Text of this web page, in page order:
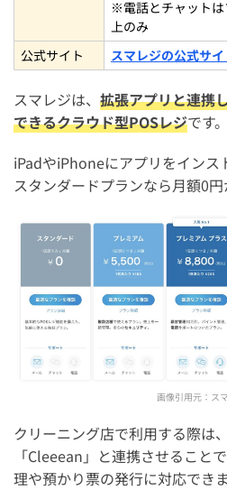
※電話とチャットは
上のみ
公式サイト
スマレジの公式サ
スマレジは、 拡張アプリと連携
できるクラウド型POSレジです。
iPadやiPhoneにアプリをインス
スタンダードプランなら月額0円
画像引用元： ス
クリーニング店で利用する際は
「Cleeean」と連携させること
理や預かり票の発行に対応できま